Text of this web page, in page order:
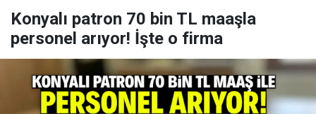
Konyalı patron 70 bin TL maaşla
personel arıyor! İşte o firma